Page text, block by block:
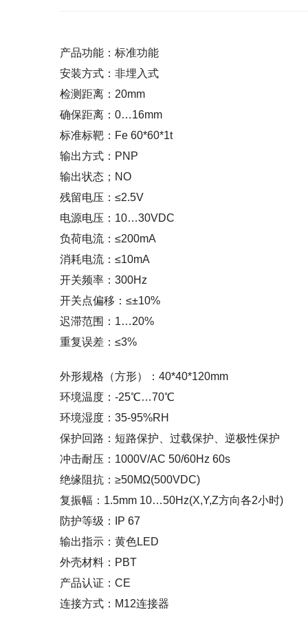
产品功能：标准功能
安装方式：非埋入式
检测距离：20mm
确保距离：0…16mm
标准标靶：Fe 60*60*1t
输出方式：PNP
输出状态；NO
残留电压：≤2.5V
电源电压：10…30VDC
负荷电流：≤200mA
消耗电流：≤10mA
开关频率：300Hz
开关点偏移：≤±10%
迟滞范围：1…20%
重复误差：≤3%
外形规格（方形）：40*40*120mm
环境温度：-25℃…70℃
环境湿度：35-95%RH
保护回路：短路保护、过载保护、逆极性保护
冲击耐压：1000V/AC 50/60Hz 60s
绝缘阻抗：≥50MΩ(500VDC)
复振幅：1.5mm 10…50Hz(X,Y,Z方向各2小时)
防护等级：IP 67
输出指示：黄色LED
外壳材料：PBT
产品认证：CE
连接方式：M12连接器